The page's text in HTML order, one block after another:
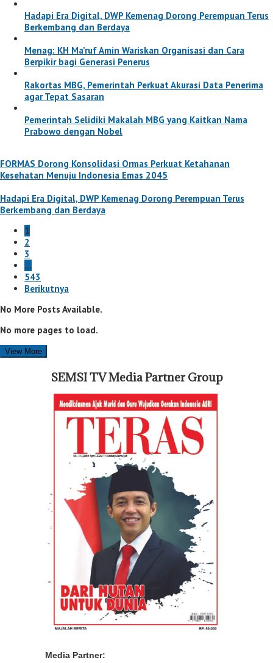
Hadapi Era Digital, DWP Kemenag Dorong Perempuan Terus
Berkembang dan Berdaya
Menag: KH Ma’ruf Amin Wariskan Organisasi dan Cara
Berpikir bagi Generasi Penerus
Rakortas MBG, Pemerintah Perkuat Akurasi Data Penerima
agar Tepat Sasaran
Pemerintah Selidiki Makalah MBG yang Kaitkan Nama
Prabowo dengan Nobel
FORMAS Dorong Konsolidasi Ormas Perkuat Ketahanan
Kesehatan Menuju Indonesia Emas 2045
Hadapi Era Digital, DWP Kemenag Dorong Perempuan Terus
Berkembang dan Berdaya
1
2
3
…
543
Berikutnya
No More Posts Available.
No more pages to load.
View More
SEMSI TV Media Partner Group
Media Partner: